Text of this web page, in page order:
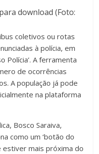
download (Foto:
coletivos ou rotas
à polícia, em
Polícia’. A ferramenta
de ocorrências
A população já pode
na plataforma
Bosco Saraiva,
como um ‘botão do
estiver mais próxima do